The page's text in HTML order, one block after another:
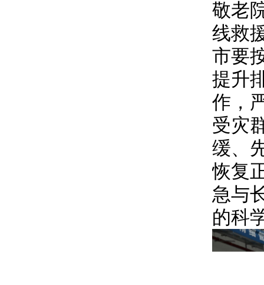
敬老
线救
市要
提升
作，
受灾
缓、
恢复
急与
的科